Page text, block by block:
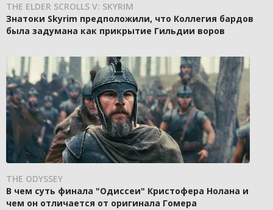
THE ELDER SCROLLS V: SKYRIM
Знатоки Skyrim предположили, что Коллегия бардов
была задумана как прикрытие Гильдии воров
THE ODYSSEY
В чем суть финала "Одиссеи" Кристофера Нолана и
чем он отличается от оригинала Гомера